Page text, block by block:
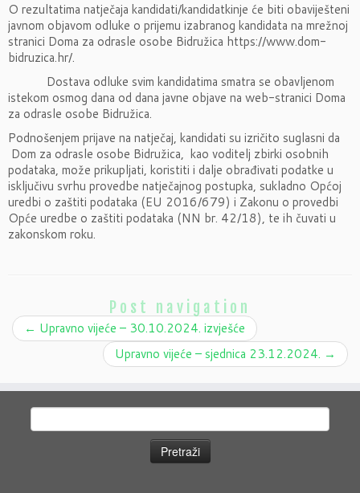
O rezultatima natječaja kandidati/kandidatkinje će biti obaviješteni
javnom objavom odluke o prijemu izabranog kandidata na mrežnoj
stranici Doma za odrasle osobe Bidružica https://www.dom-
bidruzica.hr/.
Dostava odluke svim kandidatima smatra se obavljenom
istekom osmog dana od dana javne objave na web-stranici Doma
za odrasle osobe Bidružica.
Podnošenjem prijave na natječaj, kandidati su izričito suglasni da
Dom za odrasle osobe Bidružica, kao voditelj zbirki osobnih
podataka, može prikupljati, koristiti i dalje obrađivati podatke u
isključivu svrhu provedbe natječajnog postupka, sukladno Općoj
uredbi o zaštiti podataka (EU 2016/679) i Zakonu o provedbi
Opće uredbe o zaštiti podataka (NN br. 42/18), te ih čuvati u
zakonskom roku.
Post navigation
← Upravno vijeće – 30.10.2024. izvješće
Upravno vijeće – sjednica 23.12.2024. →